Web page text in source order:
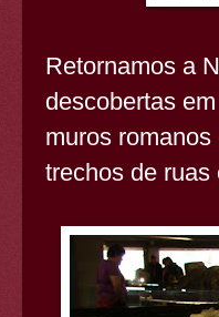
Retornamos a
descobertas
muros
trechos de